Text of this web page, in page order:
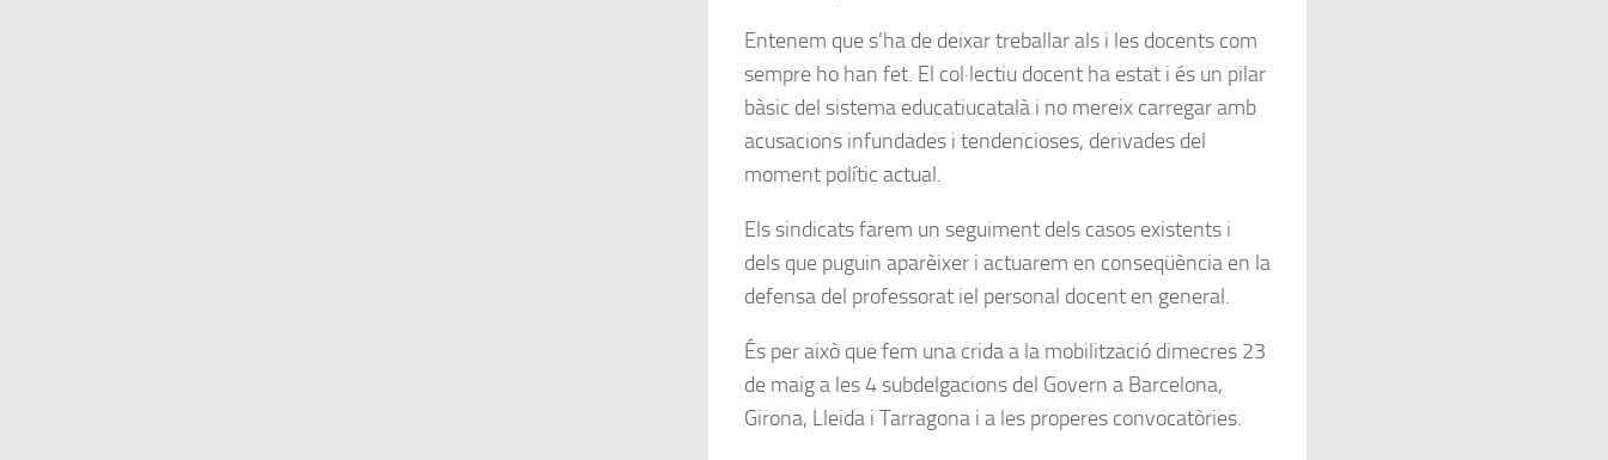
Entenem que s’ha de deixar treballar als i les docents com
sempre ho han fet. El col·lectiu docent ha estat i és un pilar
bàsic del sistema educatiucatalà i no mereix carregar amb
acusacions infundades i tendencioses, derivades del
moment polític actual.
Els sindicats farem un seguiment dels casos existents i
dels que puguin aparèixer i actuarem en conseqüència en la
defensa del professorat iel personal docent en general.
És per això que fem una crida a la mobilització dimecres 23
de maig a les 4 subdelgacions del Govern a Barcelona,
Girona, Lleida i Tarragona i a les properes convocatòries.